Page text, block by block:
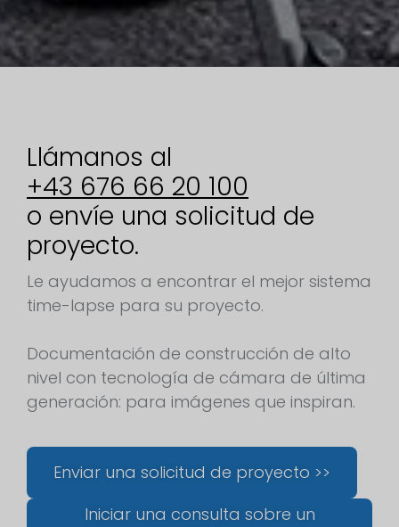
Llámanos al
+43 676 66 20 100
o envíe una solicitud de
proyecto.
Le ayudamos a encontrar el mejor sistema
time-lapse para su proyecto.
Documentación de construcción de alto
nivel con tecnología de cámara de última
generación: para imágenes que inspiran.
Enviar una solicitud de proyecto >>
Iniciar una consulta sobre un